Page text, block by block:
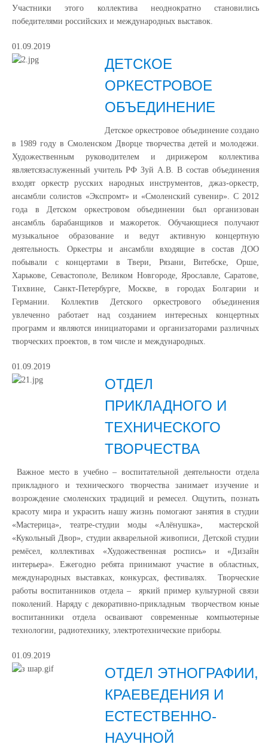
Участники этого коллектива неоднократно становились
победителями российских и международных выставок.
01.09.2019
ДЕТСКОЕ
ОРКЕСТРОВОЕ
ОБЪЕДИНЕНИЕ
Детское оркестровое объединение создано
в 1989 году в Смоленском Дворце творчества детей и молодежи.
Художественным руководителем и дирижером коллектива
являетсязаслуженный учитель РФ Зуй А.В. В состав объединения
входят оркестр русских народных инструментов, джаз-оркестр,
ансамбли солистов «Экспромт» и «Смоленский сувенир». С 2012
года в Детском оркестровом объединении был организован
ансамбль барабанщиков и мажореток. Обучающиеся получают
музыкальное образование и ведут активную концертную
деятельность. Оркестры и ансамбли входящие в состав ДОО
побывали с концертами в Твери, Рязани, Витебске, Орше,
Харькове, Севастополе, Великом Новгороде, Ярославле, Саратове,
Тихвине, Санкт-Петербурге, Москве, в городах Болгарии и
Германии. Коллектив Детского оркестрового объединения
увлеченно работает над созданием интересных концертных
программ и являются инициаторами и организаторами различных
творческих проектов, в том числе и международных.
01.09.2019
ОТДЕЛ
ПРИКЛАДНОГО И
ТЕХНИЧЕСКОГО
ТВОРЧЕСТВА
Важное место в учебно – воспитательной деятельности отдела
прикладного и технического творчества занимает изучение и
возрождение смоленских традиций и ремесел. Ощутить, познать
красоту мира и украсить нашу жизнь помогают занятия в студии
«Мастерица», театре-студии моды «Алёнушка», мастерской
«Кукольный Двор», студии акварельной живописи, Детской студии
ремёсел, коллективах «Художественная роспись» и «Дизайн
интерьера». Ежегодно ребята принимают участие в областных,
международных выставках, конкурсах, фестивалях. Творческие
работы воспитанников отдела – яркий пример культурной связи
поколений. Наряду с декоративно-прикладным творчеством юные
воспитанники отдела осваивают современные компьютерные
технологии, радиотехнику, электротехнические приборы.
01.09.2019
ОТДЕЛ ЭТНОГРАФИИ,
КРАЕВЕДЕНИЯ И
ЕСТЕСТВЕННО-
НАУЧНОЙ